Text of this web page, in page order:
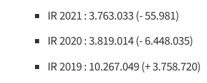
IR 2021 : 3.763.033 (- 55.981)
IR 2020 : 3.819.014 (- 6.448.035)
IR 2019 : 10.267.049 (+ 3.758.720)